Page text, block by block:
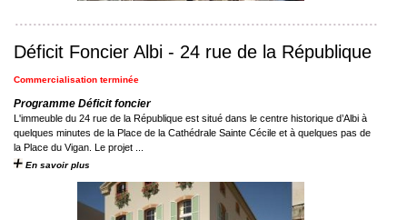
Déficit Foncier Albi - 24 rue de la République
Commercialisation terminée
Programme Déficit foncier
L'immeuble du 24 rue de la République est situé dans le centre historique d’Albi à
quelques minutes de la Place de la Cathédrale Sainte Cécile et à quelques pas de
la Place du Vigan. Le projet ...
En savoir plus